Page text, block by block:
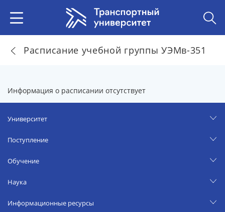
Расписание учебной группы УЭМв-351
Информация о расписании отсутствует
Университет
Поступление
Обучение
Наука
Информационные ресурсы